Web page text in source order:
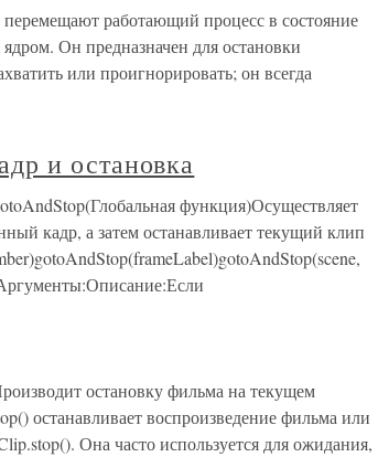
работающий процесс в состояние
Он предназначен для остановки
или проигнорировать; он всегда
и остановка
функция)Осуществляет
кадр, а затем останавливает текущий клип
остановку фильма на текущем
останавливает воспроизведение фильма или
Она часто используется для ожидания,